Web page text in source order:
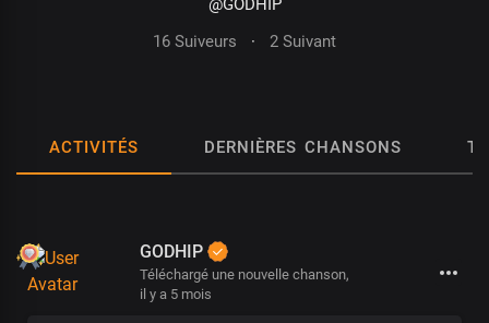
@GODHIP
16 Suiveurs
· 2 Suivant
ACTIVITÉS DERNIÈRES CHANSONS
GODHIP
Téléchargé une nouvelle chanson,
il y a 5 mois